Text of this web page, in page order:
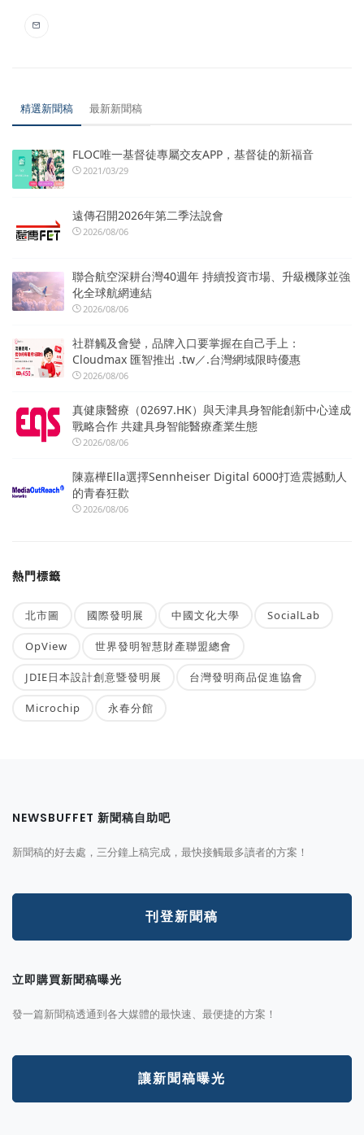
精選新聞稿 最新新聞稿
FLOC唯一基督徒專屬交友APP，基督徒的新福音
2021/03/29
遠傳召開2026年第二季法說會
2026/08/06
聯合航空深耕台灣40週年 持續投資市場、升級機隊並強
化全球航網連結
2026/08/06
社群觸及會變，品牌入口要掌握在自己手上：
Cloudmax 匯智推出 .tw／.台灣網域限時優惠
2026/08/06
真健康醫療（02697.HK）與天津具身智能創新中心達成
戰略合作 共建具身智能醫療產業生態
2026/08/06
陳嘉樺Ella選擇Sennheiser Digital 6000打造震撼動人
的青春狂歡
2026/08/06
熱門標籤
北市圖 國際發明展 中國文化大學 SocialLab
OpView 世界發明智慧財產聯盟總會
JDIE日本設計創意暨發明展 台灣發明商品促進協會
Microchip 永春分館
NEWSBUFFET 新聞稿自助吧
新聞稿的好去處，三分鐘上稿完成，最快接觸最多讀者的方案！
刊登新聞稿
立即購買新聞稿曝光
發一篇新聞稿透通到各大媒體的最快速、最便捷的方案！
讓新聞稿曝光